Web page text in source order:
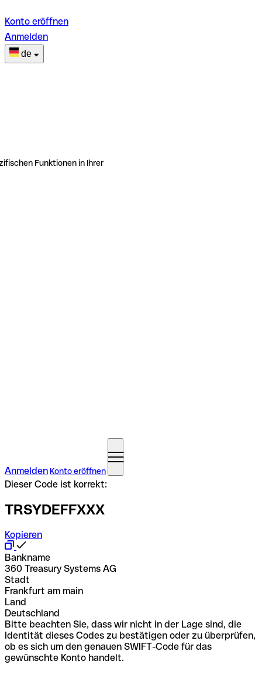
Konto eröffnen
Anmelden
de
Funktionen in Ihrer
Anmelden Konto eröffnen
Dieser Code ist korrekt:
TRSYDEFFXXX
Kopieren
Bankname
360 Treasury Systems AG
Stadt
Frankfurt am main
Land
Deutschland
Bitte beachten Sie, dass wir nicht in der Lage sind, die
Identität dieses Codes zu bestätigen oder zu überprüfen,
ob es sich um den genauen SWIFT-Code für das
gewünschte Konto handelt.